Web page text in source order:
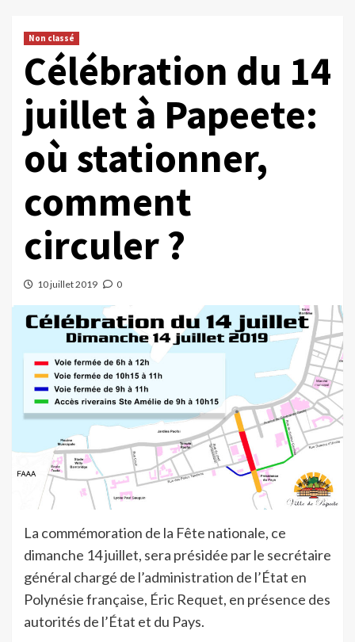
Non classé
Célébration du 14
juillet à Papeete:
où stationner,
comment
circuler ?
10 juillet 2019 0
La commémoration de la Fête nationale, ce
dimanche 14 juillet, sera présidée par le secrétaire
général chargé de l’administration de l’État en
Polynésie française, Éric Requet, en présence des
autorités de l’État et du Pays.